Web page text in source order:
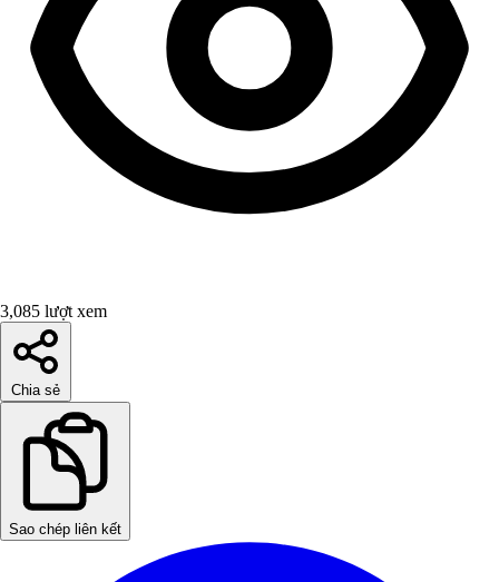
3,085 lượt xem
Chia sẻ
Sao chép liên kết